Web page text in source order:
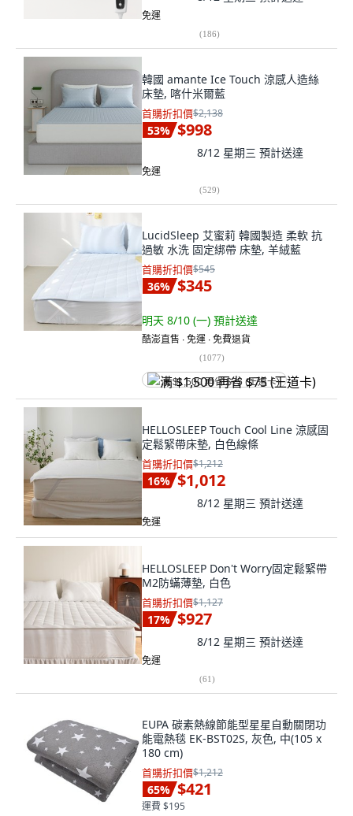
免運
(186)
韓國 amante Ice Touch 涼感人造絲
床墊, 喀什米爾藍
首購折扣價$2,138
53% $998
8/12 星期三 預計送達
免運
(529)
LucidSleep 艾蜜莉 韓國製造 柔軟 抗
過敏 水洗 固定綁帶 床墊, 羊絨藍
首購折扣價$545
36% $345
明天 8/10 (一) 預計送達
酷澎直售 ∙ 免運 ∙ 免費退貨
(1077)
满 $1,500 再省 $75 (王道卡)
HELLOSLEEP Touch Cool Line 涼感固
定鬆緊帶床墊, 白色線條
首購折扣價$1,212
16% $1,012
8/12 星期三 預計送達
免運
HELLOSLEEP Don't Worry固定鬆緊帶
M2防蟎薄墊, 白色
首購折扣價$1,127
17% $927
8/12 星期三 預計送達
免運
(61)
EUPA 碳素熱線節能型星星自動關閉功
能電熱毯 EK-BST02S, 灰色, 中(105 x
180 cm)
首購折扣價$1,212
65% $421
運費 $195